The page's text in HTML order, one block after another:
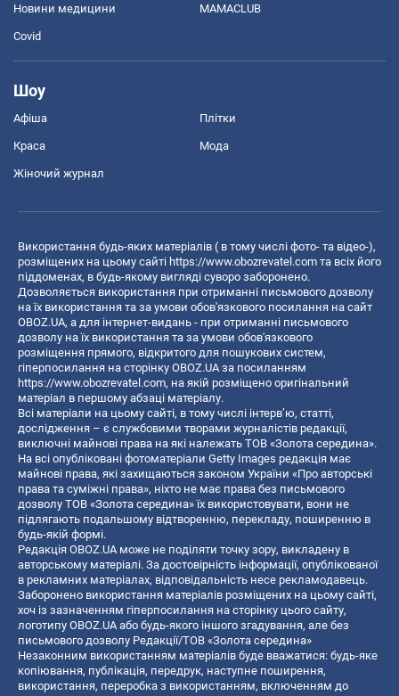
Новини медицини MAMACLUB
Covid
Шоу
Афіша Плітки
Краса Мода
Жіночий журнал
Використання будь-яких матеріалів ( в тому числі фото- та відео-),
розміщених на цьому сайті https://www.obozrevatel.com та всіх його
піддоменах, в будь-якому вигляді суворо заборонено.
Дозволяється використання при отриманні письмового дозволу
на їх використання та за умови обов'язкового посилання на сайт
OBOZ.UA, а для інтернет-видань - при отриманні письмового
дозволу на їх використання та за умови обов'язкового
розміщення прямого, відкритого для пошукових систем,
гіперпосилання на сторінку OBOZ.UA за посиланням
https://www.obozrevatel.com, на якій розміщено оригінальний
матеріал в першому абзаці матеріалу.
Всі матеріали на цьому сайті, в тому числі інтерв’ю, статті,
дослідження – є службовими творами журналістів редакції,
виключні майнові права на які належать ТОВ «Золота середина».
На всі опубліковані фотоматеріали Getty Images редакція має
майнові права, які захищаються законом України «Про авторські
права та суміжні права», ніхто не має права без письмового
дозволу ТОВ «Золота середина» їх використовувати, вони не
підлягають подальшому відтворенню, перекладу, поширенню в
будь-якій формі.
Редакція OBOZ.UA може не поділяти точку зору, викладену в
авторському матеріалі. За достовірність інформації, опублікованої
в рекламних матеріалах, відповідальність несе рекламодавець.
Заборонено використання матеріалів розміщених на цьому сайті,
хоч із зазначенням гіперпосилання на сторінку цього сайту,
логотипу OBOZ.UA або будь-якого іншого згадування, але без
письмового дозволу Редакції/ТОВ «Золота середина»
Незаконним використанням матеріалів буде вважатися: будь-яке
копiювання, публiкацiя, передрук, наступне поширення,
використання, переробка з використанням, включенням до